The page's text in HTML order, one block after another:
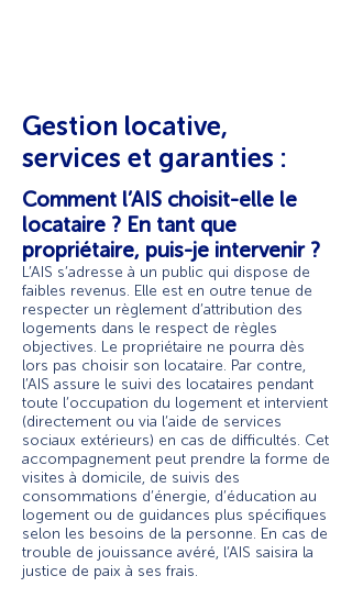
Gestion locative,
services et garanties :
Comment l’AIS choisit-elle le
locataire ? En tant que
propriétaire, puis-je intervenir ?
L’AIS s’adresse à un public qui dispose de
faibles revenus. Elle est en outre tenue de
respecter un règlement d’attribution des
logements dans le respect de règles
objectives. Le propriétaire ne pourra dès
lors pas choisir son locataire. Par contre,
l’AIS assure le suivi des locataires pendant
toute l’occupation du logement et intervient
(directement ou via l’aide de services
sociaux extérieurs) en cas de difficultés. Cet
accompagnement peut prendre la forme de
visites à domicile, de suivis des
consommations d’énergie, d’éducation au
logement ou de guidances plus spécifiques
selon les besoins de la personne. En cas de
trouble de jouissance avéré, l’AIS saisira la
justice de paix à ses frais.